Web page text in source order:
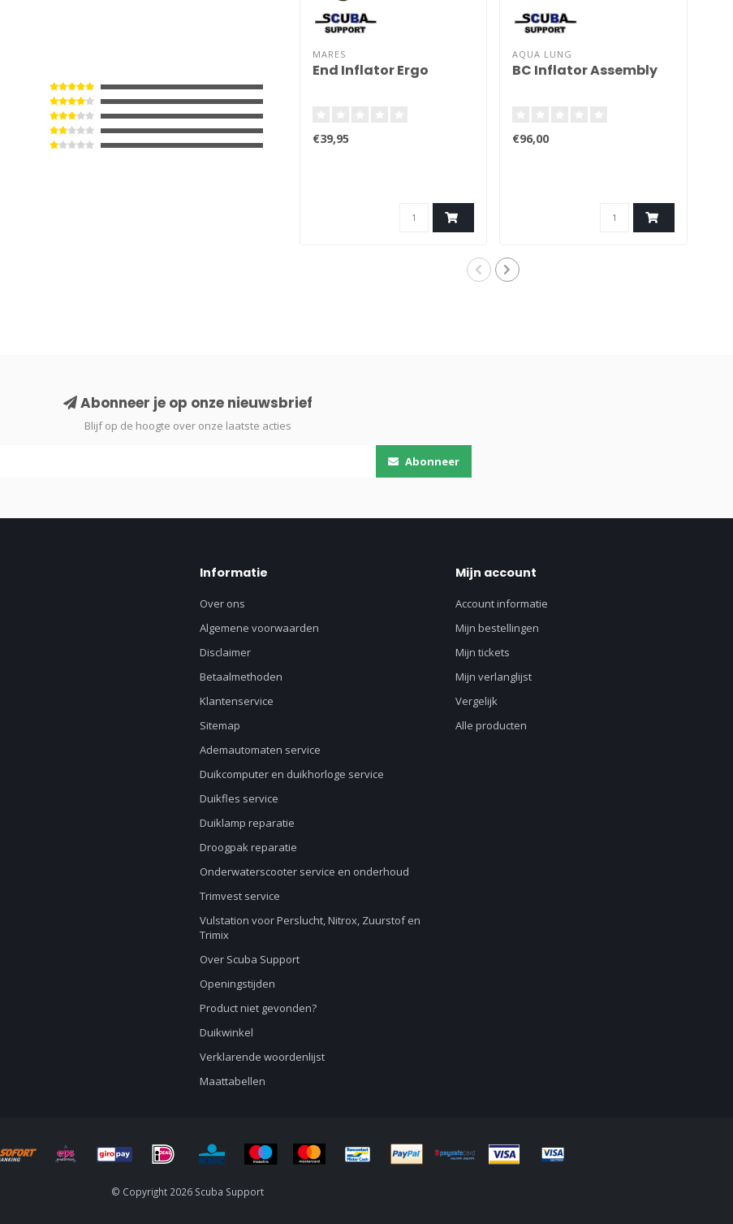
MARES
End Inflator Ergo
€39,95
AQUA LUNG
BC Inflator Assembly
€96,00
Abonneer je op onze nieuwsbrief
Blijf op de hoogte over onze laatste acties
Abonneer
Informatie
Over ons
Algemene voorwaarden
Disclaimer
Betaalmethoden
Klantenservice
Sitemap
Ademautomaten service
Duikcomputer en duikhorloge service
Duikfles service
Duiklamp reparatie
Droogpak reparatie
Onderwaterscooter service en onderhoud
Trimvest service
Vulstation voor Perslucht, Nitrox, Zuurstof en
Trimix
Over Scuba Support
Openingstijden
Product niet gevonden?
Duikwinkel
Verklarende woordenlijst
Maattabellen
Mijn account
Account informatie
Mijn bestellingen
Mijn tickets
Mijn verlanglijst
Vergelijk
Alle producten
© Copyright 2026 Scuba Support